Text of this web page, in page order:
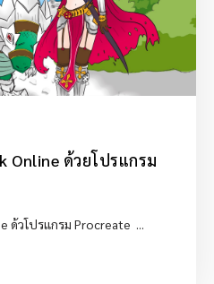
Online ด้วยโปรแกรม
ด้วโปรแกรม Procreate ...